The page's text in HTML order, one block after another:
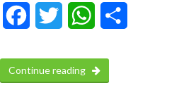
FacebookTwitter WhatsApp
Continue reading